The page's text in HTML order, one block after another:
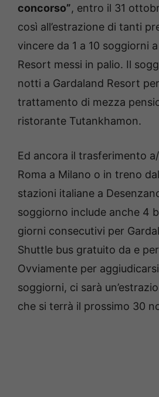
concorso”, entro il 31
così all’estrazione di tanti
vincere da 1 a 10 soggiorni
Resort messi in palio. Il
notti a Gardaland Resort
trattamento di mezza
ristorante Tutankhamon.
Ed ancora il trasferimento
Roma a Milano o in treno
stazioni italiane a
soggiorno include anche 4
giorni consecutivi per
Shuttle bus gratuito da e
Ovviamente per
soggiorni, ci sarà
che si terrà il prossimo 30